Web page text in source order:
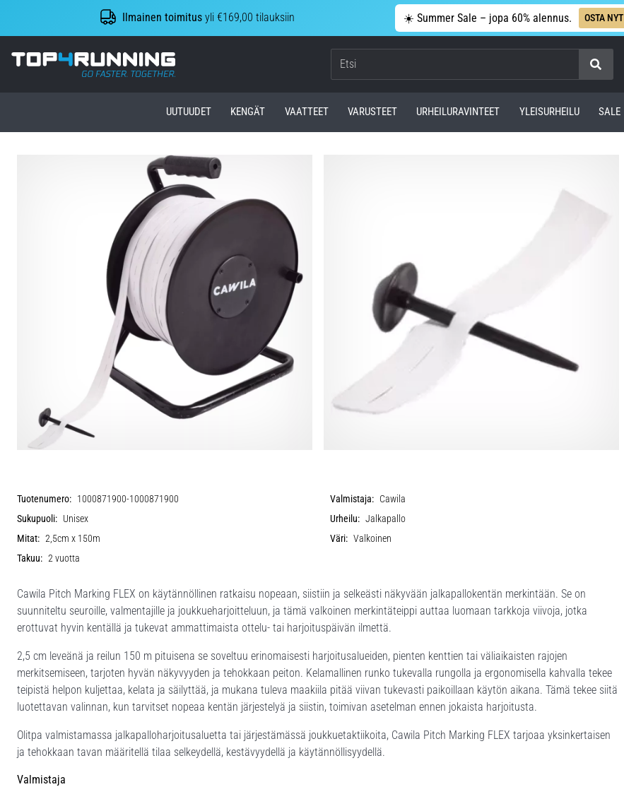
Ilmainen toimitus yli €169,00 tilauksiin ☀️ Summer Sale – jopa 60% alennus. OSTA NYT
Top4Running.fi
UUTUUDET KENGÄT VAATTEET VARUSTEET URHEILURAVINTEET YLEISURHEILU SALE
Tuotenumero: 1000871900-1000871900 Valmistaja: Cawila
Sukupuoli: Unisex Urheilu: Jalkapallo
Mitat: 2,5cm x 150m Väri: Valkoinen
Takuu: 2 vuotta
Cawila Pitch Marking FLEX on käytännöllinen ratkaisu nopeaan, siistiin ja selkeästi näkyvään jalkapallokentän merkintään. Se on
suunniteltu seuroille, valmentajille ja joukkueharjoitteluun, ja tämä valkoinen merkintäteippi auttaa luomaan tarkkoja viivoja, jotka
erottuvat hyvin kentällä ja tukevat ammattimaista ottelu- tai harjoituspäivän ilmettä.
2,5 cm leveänä ja reilun 150 m pituisena se soveltuu erinomaisesti harjoitusalueiden, pienten kenttien tai väliaikaisten rajojen
merkitsemiseen, tarjoten hyvän näkyvyyden ja tehokkaan peiton. Kelamallinen runko tukevalla rungolla ja ergonomisella kahvalla tekee
teipistä helpon kuljettaa, kelata ja säilyttää, ja mukana tuleva maakiila pitää viivan tukevasti paikoillaan käytön aikana. Tämä tekee siitä
luotettavan valinnan, kun tarvitset nopeaa kentän järjestelyä ja siistin, toimivan asetelman ennen jokaista harjoitusta.
Olitpa valmistamassa jalkapalloharjoitusaluetta tai järjestämässä joukkuetaktiikoita, Cawila Pitch Marking FLEX tarjoaa yksinkertaisen
ja tehokkaan tavan määritellä tilaa selkeydellä, kestävyydellä ja käytännöllisyydellä.
Valmistaja